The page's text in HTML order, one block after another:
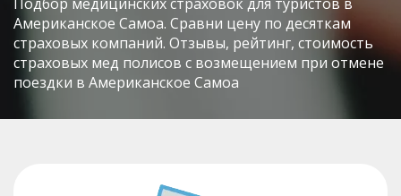
Американское Самоа. Сравни цену по десяткам
страховых компаний. Отзывы, рейтинг, стоимость
страховых мед полисов с возмещением при отмене
поездки в Американское Самоа